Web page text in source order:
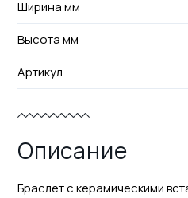
Ширина мм
Высота мм
Артикул
Описание
Браслет с керамическими